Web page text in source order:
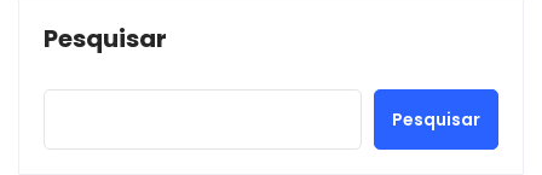
Pesquisar
Pesquisar